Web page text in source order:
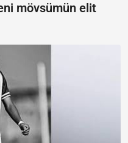
mövsümün elit